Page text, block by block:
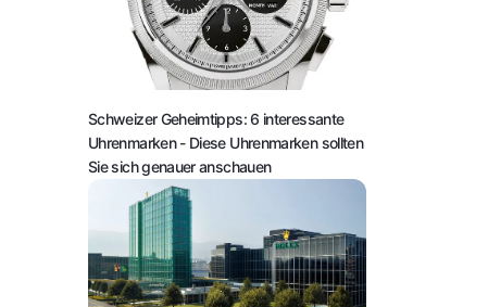
Schweizer Geheimtipps: 6 interessante
Uhrenmarken- Diese Uhrenmarken sollten
Sie sich genauer anschauen